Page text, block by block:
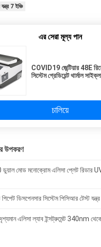
7 ইঞ্চি
এর সেরা মূল্য পান
COVID19 জেন্টিয়ার 48E
সিস্টেম গ্রেডিয়েন্ট থার্মাল
চালিয়ে
উপকরণ
ডুয়াল মোড মনোক্রোম এলিসা প্লেট রিডার
ডিসপেনসার সিস্টেম পিসিআর টেস্ট যন্ত্র
এলিসা ল্যাব ইন্সট্রুমেন্ট 340nm